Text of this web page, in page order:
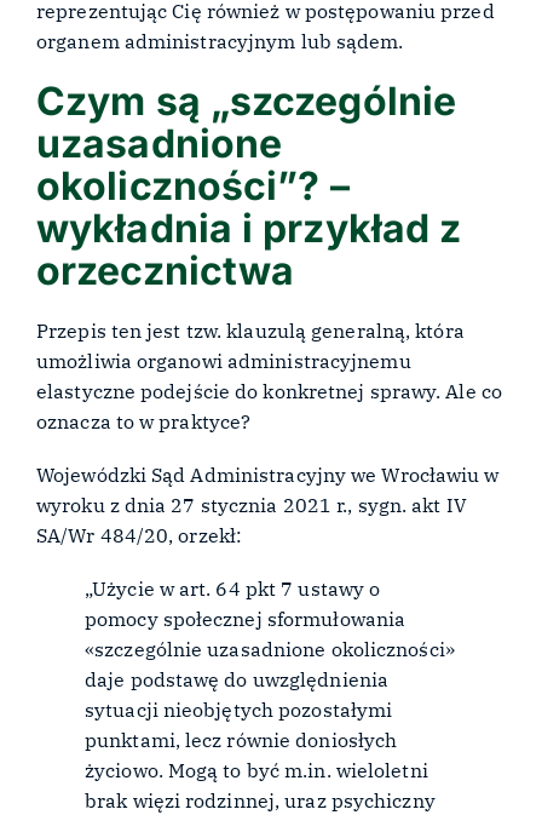
reprezentując Cię również w postępowaniu przed
organem administracyjnym lub sądem.
Czym są „szczególnie
uzasadnione
okoliczności”? –
wykładnia i przykład z
orzecznictwa
Przepis ten jest tzw. klauzulą generalną, która
umożliwia organowi administracyjnemu
elastyczne podejście do konkretnej sprawy. Ale co
oznacza to w praktyce?
Wojewódzki Sąd Administracyjny we Wrocławiu w
wyroku z dnia 27 stycznia 2021 r., sygn. akt IV
SA/Wr 484/20, orzekł:
„Użycie w art. 64 pkt 7 ustawy o
pomocy społecznej sformułowania
«szczególnie uzasadnione okoliczności»
daje podstawę do uwzględnienia
sytuacji nieobjętych pozostałymi
punktami, lecz równie doniosłych
życiowo. Mogą to być m.in. wieloletni
brak więzi rodzinnej, uraz psychiczny